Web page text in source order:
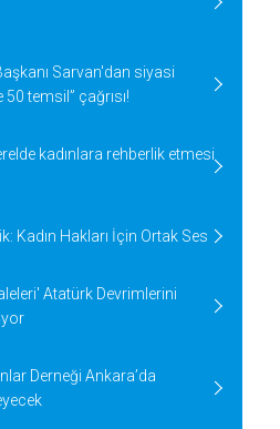
Sarvan'dan siyasi
temsil” çağrısı!
kadınlara rehberlik etmesi
Kadın Hakları İçin Ortak Ses
Atatürk Devrimlerini
Derneği Ankara’da